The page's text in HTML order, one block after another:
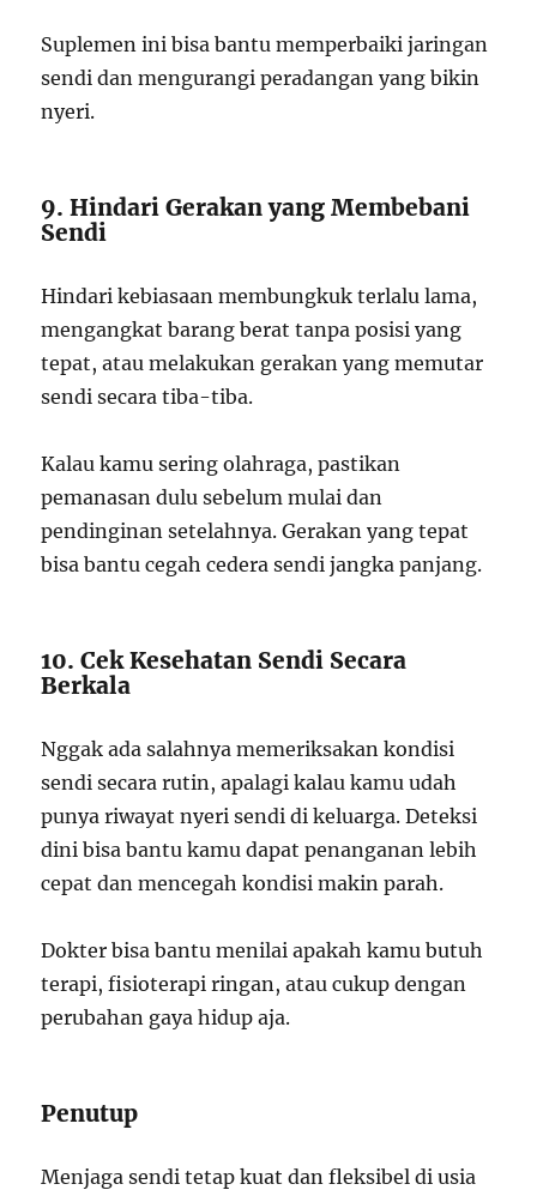
Suplemen ini bisa bantu memperbaiki jaringan
sendi dan mengurangi peradangan yang bikin
nyeri.
9. Hindari Gerakan yang Membebani
Sendi
Hindari kebiasaan membungkuk terlalu lama,
mengangkat barang berat tanpa posisi yang
tepat, atau melakukan gerakan yang memutar
sendi secara tiba-tiba.
Kalau kamu sering olahraga, pastikan
pemanasan dulu sebelum mulai dan
pendinginan setelahnya. Gerakan yang tepat
bisa bantu cegah cedera sendi jangka panjang.
10. Cek Kesehatan Sendi Secara
Berkala
Nggak ada salahnya memeriksakan kondisi
sendi secara rutin, apalagi kalau kamu udah
punya riwayat nyeri sendi di keluarga. Deteksi
dini bisa bantu kamu dapat penanganan lebih
cepat dan mencegah kondisi makin parah.
Dokter bisa bantu menilai apakah kamu butuh
terapi, fisioterapi ringan, atau cukup dengan
perubahan gaya hidup aja.
Penutup
Menjaga sendi tetap kuat dan fleksibel di usia